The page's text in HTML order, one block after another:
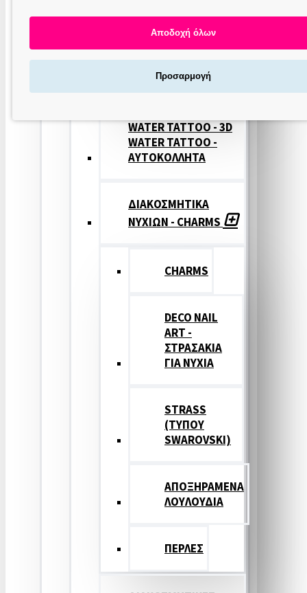
ΝΥΧΙΩΝ
ΣΦΡΑΓΙΔΕΣ
ΝΥΧΙΩΝ
WATER TATTOO - 3D
WATER TATTOO -
ΑΥΤΟΚΟΛΛΗΤΑ
ΔΙΑΚΟΣΜΗΤΙΚΑ
ΝΥΧΙΩΝ - CHARMS
CHARMS
DECO NAIL
ART -
ΣΤΡΑΣΑΚΙΑ
ΓΙΑ ΝΥΧΙΑ
STRASS
(ΤΥΠΟΥ
SWAROVSKI)
ΑΠΟΞΗΡΑΜΕΝΑ
ΛΟΥΛΟΥΔΙΑ
ΠΕΡΛΕΣ
Αποδοχή όλων
Προσαρμογή